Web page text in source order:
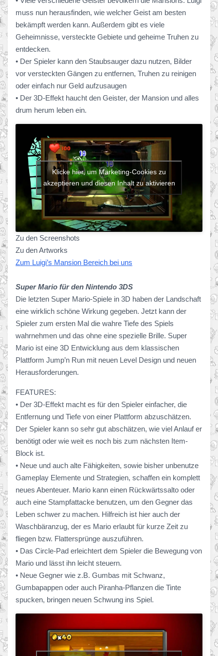
muss nun herausfinden, wie welcher Geist am besten
bekämpft werden kann. Außerdem gibt es viele
Geheimnisse, versteckte Gebiete und geheime Truhen zu
entdecken.
• Der Spieler kann den Staubsauger dazu nutzen, Bilder
vor versteckten Gängen zu entfernen, Truhen zu reinigen
oder einfach nur Geld aufzusaugen
• Der 3D-Effekt haucht den Geister, der Mansion und alles
drum herum leben ein.
Klicke hier, um Marketing-Cookies zu
akzeptieren und diesen Inhalt zu aktivieren
Zu den Screenshots
Zu den Artworks
Zum Luigi’s Mansion Bereich bei uns
Super Mario für den Nintendo 3DS
Die letzten Super Mario-Spiele in 3D haben der Landschaft
eine wirklich schöne Wirkung gegeben. Jetzt kann der
Spieler zum ersten Mal die wahre Tiefe des Spiels
wahrnehmen und das ohne eine spezielle Brille. Super
Mario ist eine 3D Entwicklung aus dem klassischen
Plattform Jump’n Run mit neuen Level Design und neuen
Herausforderungen.
FEATURES:
• Der 3D-Effekt macht es für den Spieler einfacher, die
Entfernung und Tiefe von einer Plattform abzuschätzen.
Der Spieler kann so sehr gut abschätzen, wie viel Anlauf er
benötigt oder wie weit es noch bis zum nächsten Item-
Block ist.
• Neue und auch alte Fähigkeiten, sowie bisher unbenutze
Gameplay Elemente und Strategien, schaffen ein komplett
neues Abenteuer. Mario kann einen Rückwärtssalto oder
auch eine Stampfattacke benutzen, um den Gegner das
Leben schwer zu machen. Hilfreich ist hier auch der
Waschbäranzug, der es Mario erlaubt für kurze Zeit zu
fliegen bzw. Flattersprünge auszuführen.
• Das Circle-Pad erleichtert dem Spieler die Bewegung von
Mario und lässt ihn leicht steuern.
• Neue Gegner wie z.B. Gumbas mit Schwanz,
Gumbapappen oder auch Piranha-Pflanzen die Tinte
spucken, bringen neuen Schwung ins Spiel.